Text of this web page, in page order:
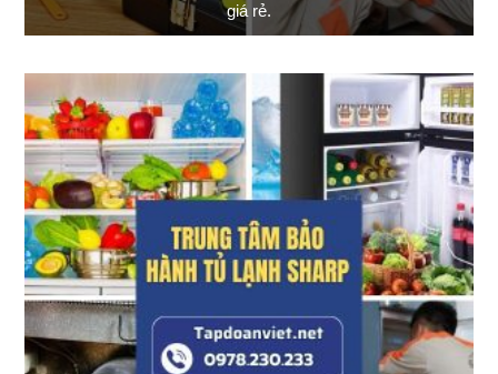
giá rẻ.